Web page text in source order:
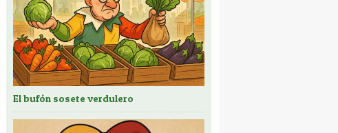
El bufón sosete verdulero